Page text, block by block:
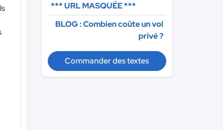
*** URL MASQUÉE ***
BLOG : Combien coûte un vol
privé ?
Commander des textes